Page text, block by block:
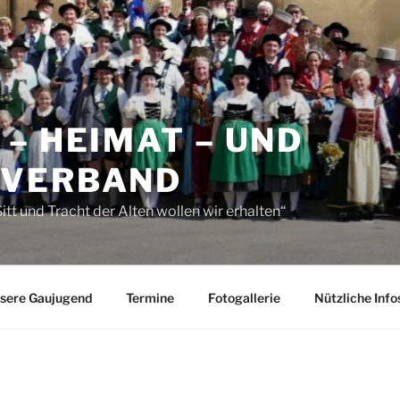
HEIMAT – UND
und Tracht der Alten wollen wir erhalten“
Gaujugend Termine Fotogallerie Nützliche